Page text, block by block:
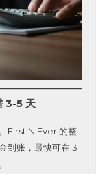
3-5 天
First N Ever 的整
到账，最快可在 3